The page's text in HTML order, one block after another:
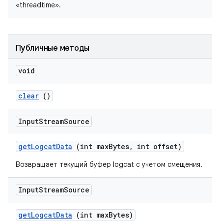
«threadtime».
Публичные методы
void
clear ()
InputStreamSource
getLogcatData (int maxBytes, int offset)
Возвращает текущий буфер logcat с учетом смещения.
InputStreamSource
getLogcatData (int maxBytes)